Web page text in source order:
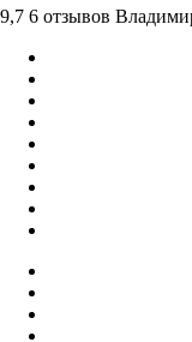
9,7 6 отзывов